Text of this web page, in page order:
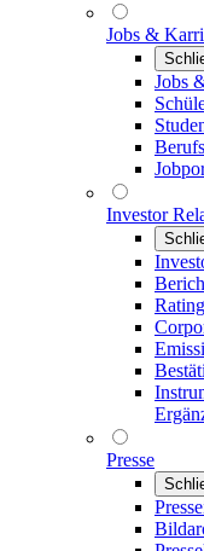
Jobs &
Jobs
Investor
Presse